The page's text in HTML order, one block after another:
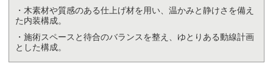
・木素材や質感のある仕上げ材を用い、温かみと静けさを備え
た内装構成。
・施術スペースと待合のバランスを整え、ゆとりある動線計画
とした構成。